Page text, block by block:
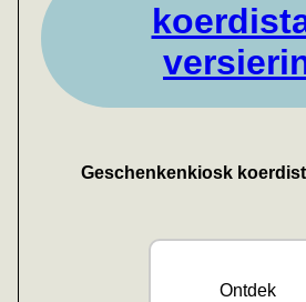
Geschenkenkiosk
Ontdek